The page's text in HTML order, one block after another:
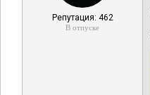
Репутация: 462
В отпуске